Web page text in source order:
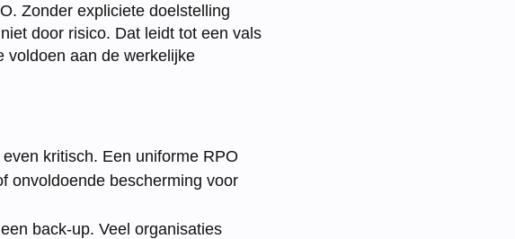
Zonder expliciete doelstelling
door risico. Dat leidt tot een vals
voldoen aan de werkelijke
kritisch. Een uniforme RPO
onvoldoende bescherming voor
back-up. Veel organisaties